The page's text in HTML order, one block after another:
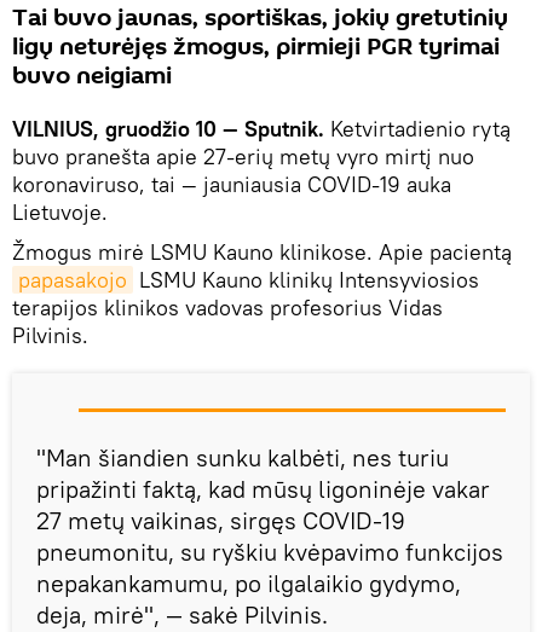
Tai buvo jaunas, sportiškas, jokių gretutinių
ligų neturėjęs žmogus, pirmieji PGR tyrimai
buvo neigiami
VILNIUS, gruodžio 10 — Sputnik. Ketvirtadienio rytą
buvo pranešta apie 27-erių metų vyro mirtį nuo
koronaviruso, tai — jauniausia COVID-19 auka
Lietuvoje.
Žmogus mirė LSMU Kauno klinikose. Apie pacientą
papasakojo LSMU Kauno klinikų Intensyviosios
terapijos klinikos vadovas profesorius Vidas
Pilvinis.
"Man šiandien sunku kalbėti, nes turiu
pripažinti faktą, kad mūsų ligoninėje vakar
27 metų vaikinas, sirgęs COVID-19
pneumonitu, su ryškiu kvėpavimo funkcijos
nepakankamumu, po ilgalaikio gydymo,
deja, mirė", — sakė Pilvinis.